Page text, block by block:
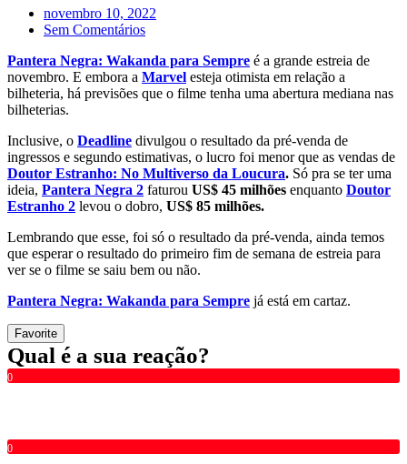
novembro 10, 2022
Sem Comentários
Pantera Negra: Wakanda para Sempre é a grande estreia de
novembro. E embora a Marvel esteja otimista em relação a
bilheteria, há previsões que o filme tenha uma abertura mediana nas
bilheterias.
Inclusive, o Deadline divulgou o resultado da pré-venda de
ingressos e segundo estimativas, o lucro foi menor que as vendas de
Doutor Estranho: No Multiverso da Loucura. Só pra se ter uma
ideia, Pantera Negra 2 faturou US$ 45 milhões enquanto Doutor
Estranho 2 levou o dobro, US$ 85 milhões.
Lembrando que esse, foi só o resultado da pré-venda, ainda temos
que esperar o resultado do primeiro fim de semana de estreia para
ver se o filme se saiu bem ou não.
Pantera Negra: Wakanda para Sempre já está em cartaz.
Favorite
Qual é a sua reação?
0
0